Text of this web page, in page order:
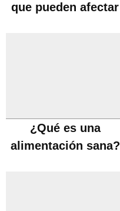
que pueden afectar
¿Qué es una
alimentación sana?